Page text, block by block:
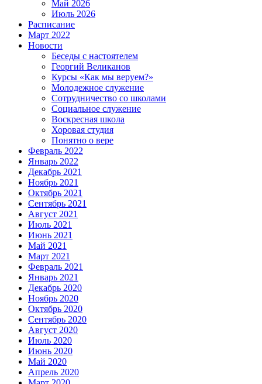
Май 2026
Июль 2026
Расписание
Март 2022
Новости
Беседы с настоятелем
Георгий Великанов
Курсы «Как мы веруем?»
Молодежное служение
Сотрудничество со школами
Социальное служение
Воскресная школа
Хоровая студия
Понятно о вере
Февраль 2022
Январь 2022
Декабрь 2021
Ноябрь 2021
Октябрь 2021
Сентябрь 2021
Август 2021
Июль 2021
Июнь 2021
Май 2021
Март 2021
Февраль 2021
Январь 2021
Декабрь 2020
Ноябрь 2020
Октябрь 2020
Сентябрь 2020
Август 2020
Июль 2020
Июнь 2020
Май 2020
Апрель 2020